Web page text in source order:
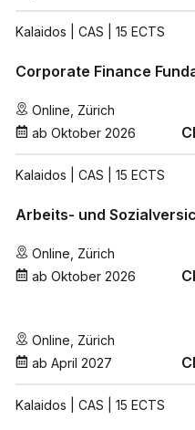
Kalaidos | CAS | 15 ECTS
Corporate Finance
Online Zürich
ab Oktober 2026
Kalaidos | CAS | 15 ECTS
Arbeits- und
Online Zürich
ab Oktober 2026
Online Zürich
ab April 2027
Kalaidos | CAS | 15 ECTS